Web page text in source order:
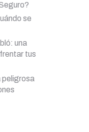
se
una
tus
peligrosa